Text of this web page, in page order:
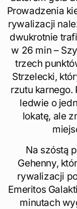
Prowadzenia
rywalizacji
dwukrotnie
w 26 min –
trzech
Strzelecki,
rzutu karnego.
ledwie o
lokatę, ale
Na szóstą
Gehenny,
rywalizacji
Emeritos
minutach